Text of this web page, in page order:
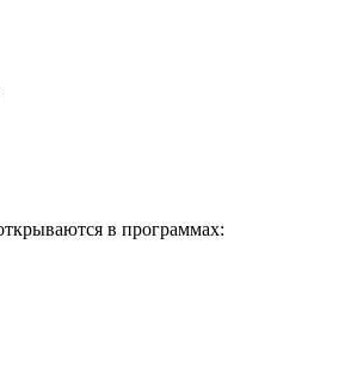
в программах: